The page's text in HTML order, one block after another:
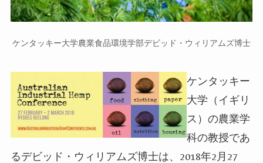
ケンタッキー大学農業食品環境学部デビッド・ウィリアムズ博士
ケンタッキー
大学（イギリ
ス）の農業学
科の教授であ
るデビッド・ウィリアムズ博士は、2018年2月27